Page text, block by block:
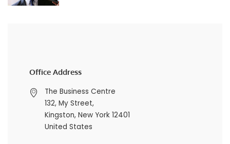
Office Address
The Business Centre
132, My Street,
Kingston, New York 12401
United States